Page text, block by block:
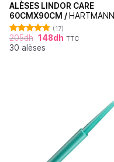
ALÈSES LINDOR CARE
60CMX90CM / HARTMANN
Note4.76
sur 5
(17)
205dh 148dh TTC
30 alèses